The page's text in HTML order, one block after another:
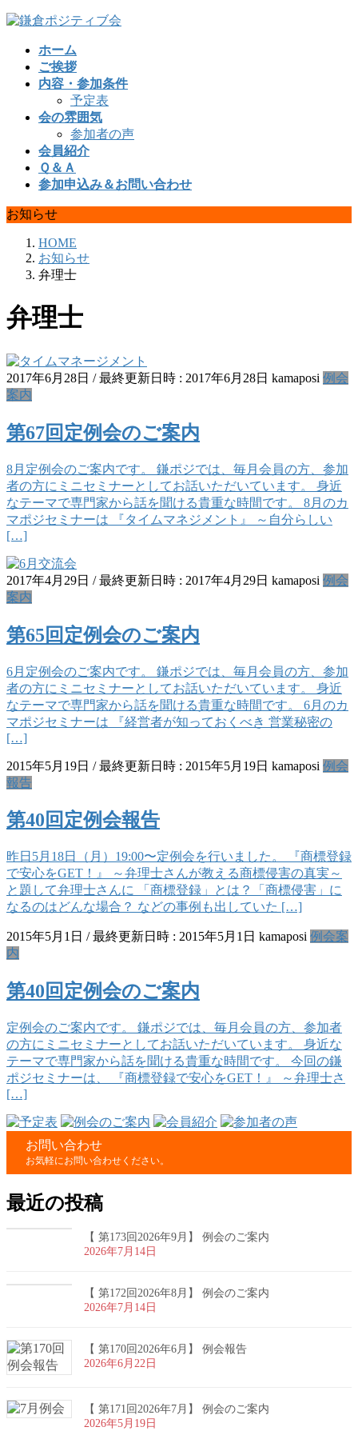
コ
ナ
ホーム
ご挨拶
内容・参加条件
予定表
会の雰囲気
参加者の声
会員紹介
Ｑ＆Ａ
参加申込み＆お問い合わせ
お知らせ
HOME
お知らせ
弁理士
弁理士
2017年6月28日 / 最終更新日時 : 2017年6月28日 kamaposi 例会
案内
第67回定例会のご案内
8月定例会のご案内です。 鎌ポジでは、毎月会員の方、参加
者の方にミニセミナーとしてお話いただいています。 身近
なテーマで専門家から話を聞ける貴重な時間です。 8月のカ
マポジセミナーは 『タイムマネジメント』 ～自分らしい
[…]
2017年4月29日 / 最終更新日時 : 2017年4月29日 kamaposi 例会
案内
第65回定例会のご案内
6月定例会のご案内です。 鎌ポジでは、毎月会員の方、参加
者の方にミニセミナーとしてお話いただいています。 身近
なテーマで専門家から話を聞ける貴重な時間です。 6月のカ
マポジセミナーは 『経営者が知っておくべき 営業秘密の
[…]
2015年5月19日 / 最終更新日時 : 2015年5月19日 kamaposi 例会
報告
第40回定例会報告
昨日5月18日（月）19:00〜定例会を行いました。 『商標登録
で安心をGET！』 ～弁理士さんが教える商標侵害の真実～
と題して弁理士さんに 「商標登録」とは？「商標侵害」に
なるのはどんな場合？ などの事例も出していた […]
2015年5月1日 / 最終更新日時 : 2015年5月1日 kamaposi 例会案
内
第40回定例会のご案内
定例会のご案内です。 鎌ポジでは、毎月会員の方、参加者
の方にミニセミナーとしてお話いただいています。 身近な
テーマで専門家から話を聞ける貴重な時間です。 今回の鎌
ポジセミナーは、 『商標登録で安心をGET！』 ～弁理士さ
[…]
お問い合わせ
お気軽にお問い合わせください。
最近の投稿
【 第173回2026年9月】 例会のご案内
2026年7月14日
【 第172回2026年8月】 例会のご案内
2026年7月14日
【 第170回2026年6月】 例会報告
2026年6月22日
【 第171回2026年7月】 例会のご案内
2026年5月19日